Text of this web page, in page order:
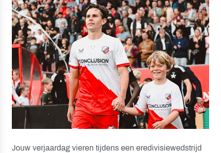
Jouw verjaardag vieren tijdens een eredivisiewedstrijd